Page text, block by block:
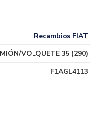
Recambios FIAT
VOLQUETE 35 (290)
F1AGL4113